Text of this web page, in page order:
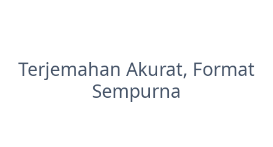
Terjemahan Akurat, Format
Sempurna